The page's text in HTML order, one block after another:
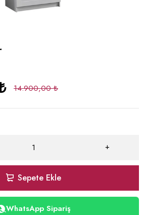
14.900,00₺
Sepete Ekle
WhatsApp Sipariş